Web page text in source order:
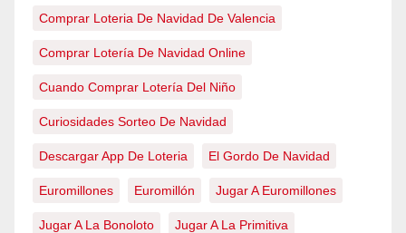
Comprar Loteria De Navidad De Valencia
Comprar Lotería De Navidad Online
Cuando Comprar Lotería Del Niño
Curiosidades Sorteo De Navidad
Descargar App De Loteria El Gordo De Navidad
Euromillones Euromillón Jugar A Euromillones
Jugar A La Bonoloto Jugar A La Primitiva